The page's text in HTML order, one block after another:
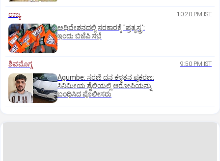
ರಾಜ್ಯ 10:20 PM IST
ಅಧಿವೇಶನದಲ್ಲಿ ಸರಕಾರಕ್ಕೆ "ಪ್ರತ್ಯಸ್ತ್ರ':
ಇಂದು ಬಿಜೆಪಿ ಸಭೆ
ಶಿವಮೊಗ್ಗ 9:50 PM IST
Agumbe: ಸರಣಿ ದನ ಕಳ್ಳತನ ಪ್ರಕರಣ:
ಸಿನಿಮೀಯ ಶೈಲಿಯಲ್ಲಿ ಆರೋಪಿಯನ್ನು
ಬಂಧಿಸಿದ ಪೊಲೀಸರು